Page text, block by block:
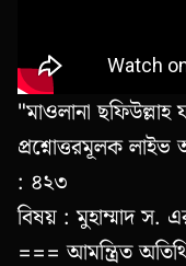
"মাওলানা ছফিউল্লাহ
প্রশ্নোত্তরমূলক লাইভ
: ৪২৩
বিষয় : মুহাম্মাদ স.
=== আমন্ত্রিত